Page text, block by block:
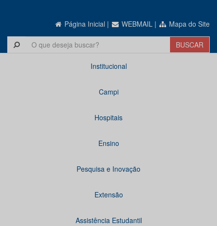
Página Inicial | WEBMAIL | Mapa do Site
Institucional
Campi
Hospitais
Ensino
Pesquisa e Inovação
Extensão
Assistência Estudantil